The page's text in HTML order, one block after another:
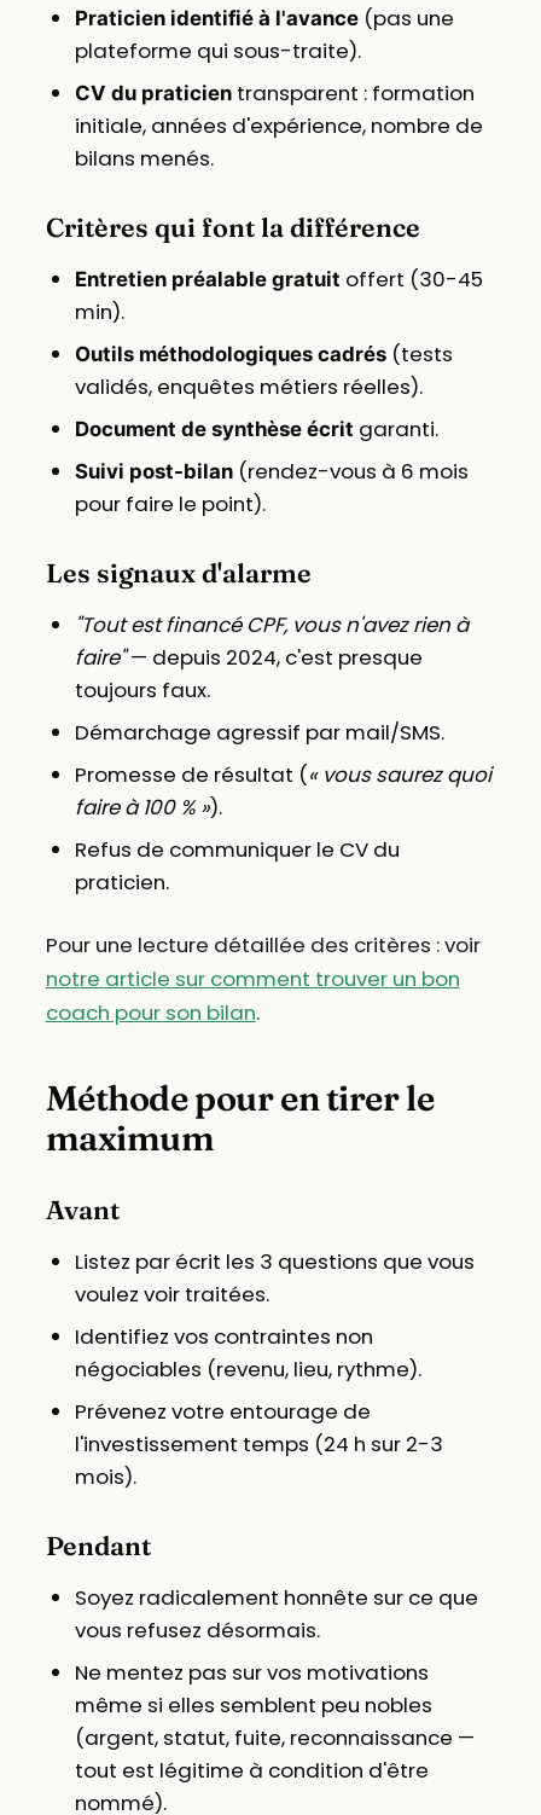
Praticien identifié à l'avance(pas une
plateforme qui sous-traite).
CV du praticientransparent : formation
initiale, années d'expérience, nombre de
bilans menés.
Critères qui font la différence
Entretien préalable gratuit offert (30-45
min).
Outils méthodologiques cadrés(tests
validés, enquêtes métiers réelles).
Document de synthèse écrit garanti.
Suivi post-bilan(rendez-vous à 6 mois
pour faire le point).
Les signaux d'alarme
"Tout est financé CPF, vous n'avez rien à
faire"— depuis 2024, c'est presque
toujours faux.
Démarchage agressif par mail/SMS.
Promesse de résultat (« vous saurez quoi
faire à 100 % »).
Refus de communiquer le CV du
praticien.
Pour une lecture détaillée des critères : voir
notre article sur comment trouver un bon
coach pour son bilan.
Méthode pour en tirer le
maximum
Avant
Listez par écrit les 3 questions que vous
voulez voir traitées.
Identifiez vos contraintes non
négociables (revenu, lieu, rythme).
Prévenez votre entourage de
l'investissement temps (24 h sur 2-3
mois).
Pendant
Soyez radicalement honnête sur ce que
vous refusez désormais.
Ne mentez pas sur vos motivations
même si elles semblent peu nobles
(argent, statut, fuite, reconnaissance —
tout est légitime à condition d'être
nommé).